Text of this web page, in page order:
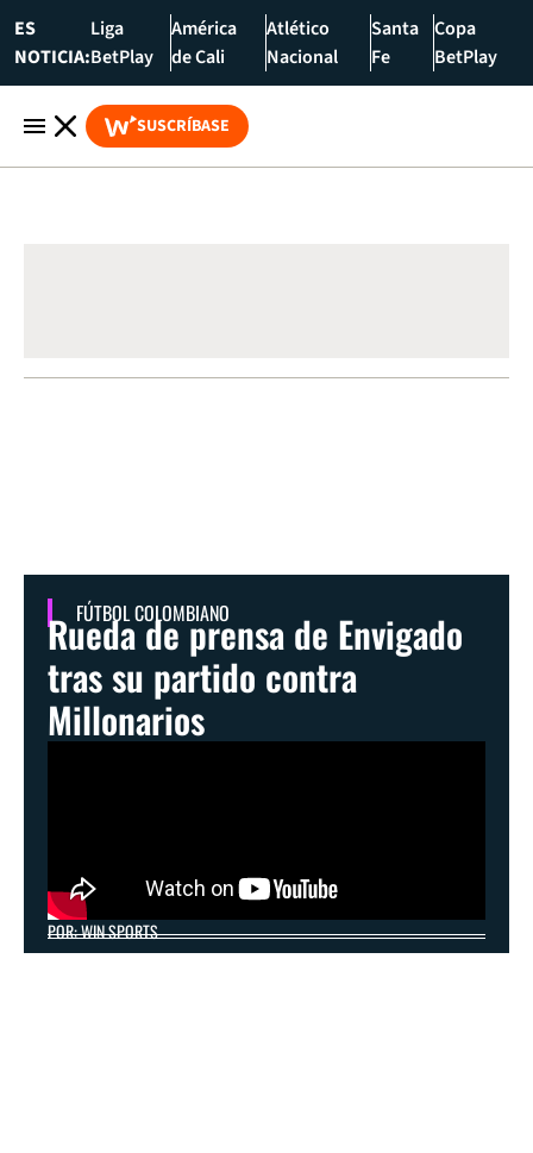
ES
NOTICIA:
Liga
BetPlay
América
de Cali
Atlético
Nacional
Santa
Fe
Copa
BetPlay
SUSCRÍBASE
FÚTBOL COLOMBIANO
Rueda de prensa de Envigado
tras su partido contra
Millonarios
POR: WIN SPORTS